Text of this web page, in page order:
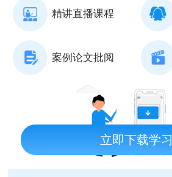
精讲直播课程
案例论文批阅
立即下载学习